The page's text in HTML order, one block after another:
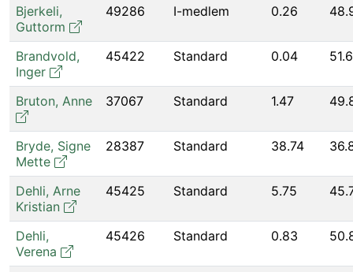
Bjerkeli,
Guttorm
49286 I-medlem 0.26
Brandvold,
Inger
45422 Standard 0.04
Bruton, Anne 37067 Standard 1.47
Bryde, Signe
Mette
28387 Standard 38.74
Dehli, Arne
Kristian
45425 Standard 5.75
Dehli,
Verena
45426 Standard 0.83